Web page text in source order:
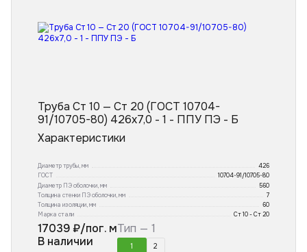
Труба Ст 10 — Ст 20 (ГОСТ 10704-
91/10705-80) 426x7,0 - 1 - ППУ ПЭ - Б
Характеристики
Диаметр трубы, мм
426
ГОСТ
10704-91/10705-80
Диаметр ПЭ оболочки, мм
560
Толщина стенки ПЭ оболочки, мм
7
Толщина изоляции, мм
60
Марка стали
Ст 10 - Ст 20
17039₽/пог. м
В наличии
Тип — 1
1 2